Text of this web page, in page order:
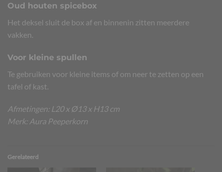
Oud houten spicebox
Het deksel sluit de box af en binnenin zitten meerdere
vakken.
Voor kleine spullen
Te gebruiken voor kleine items of om neer te zetten op een
tafel of kast.
Afmetingen: L20 x Ø13 x H13 cm
Merk: Aura Peeperkorn
Gerelateerd